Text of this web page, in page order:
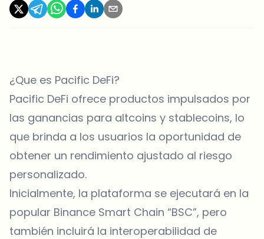
¿Que es Pacific DeFi?
Pacific DeFi ofrece productos impulsados ​​por
las ganancias para altcoins y stablecoins, lo
que brinda a los usuarios la oportunidad de
obtener un rendimiento ajustado al riesgo
personalizado.
Inicialmente, la plataforma se ejecutará en la
popular Binance Smart Chain “BSC”, pero
también incluirá la interoperabilidad de